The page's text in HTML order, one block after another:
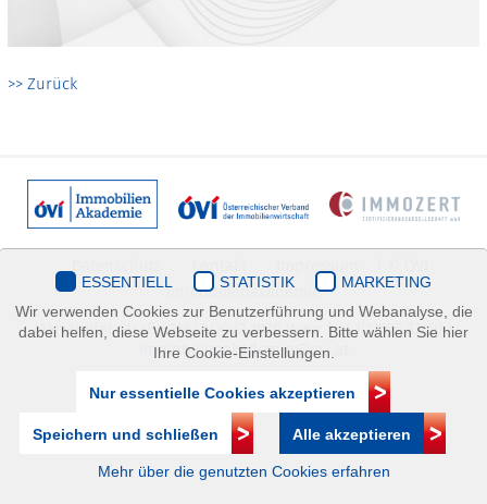
>> Zurück
Immobilienakademie
Mariahilfer Straße 116/2.OG/2 1070 Wien | +43(1)505 32 50 |
immobilienakademie@ovi.at
ESSENTIELL STATISTIK
MARKETING
Wir verwenden Cookies zur Benutzerführung und Webanalyse, die
dabei helfen, diese Webseite zu verbessern. Bitte wählen Sie hier
Ihre Cookie-Einstellungen.
Nur essentielle Cookies akzeptieren
Speichern und schließen Alle akzeptieren
Mehr über die genutzten Cookies erfahren